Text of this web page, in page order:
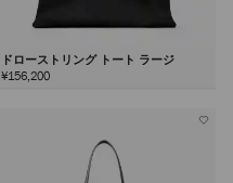
ドローストリング トート ラージ
¥156,200